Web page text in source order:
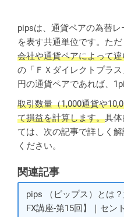
pipsは、通貨ペアの為替
を表す共通単位です。ただ
会社や通貨ペアによって
の「ＦＸダイレクトプラ
円の通貨ペアであれば、
取引数量（1,000通貨や
て損益を計算します。具
ては、次の記事で詳しく
ください。
関連記事
pips （ピップス）とは
FX講座-第15回】｜セン